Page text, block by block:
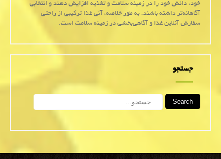
خود، دانش خود را در زمینه سلامت و تغذیه افزایش دهند و انتخابی
آگاهانه‌تر داشته باشند. به طور خلاصه، آنی غذا ترکیبی از راحتی
سفارش آنلاین غذا و آگاهی‌بخشی در زمینه سلامت است.
جستجو
Search